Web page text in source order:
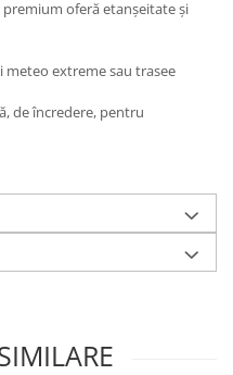
oferă etanșeitate și
meteo extreme sau trasee
de încredere, pentru